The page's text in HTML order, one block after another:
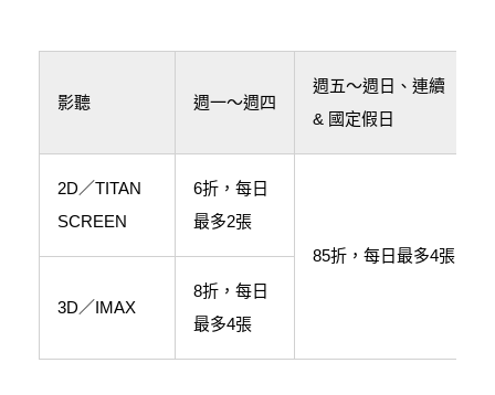
影聽 週一～週四
週五～週日、連續
& 國定假日
2D／TITAN
SCREEN
6折，每日
最多2張
85折，每日最多4張
3D／IMAX
8折，每日
最多4張